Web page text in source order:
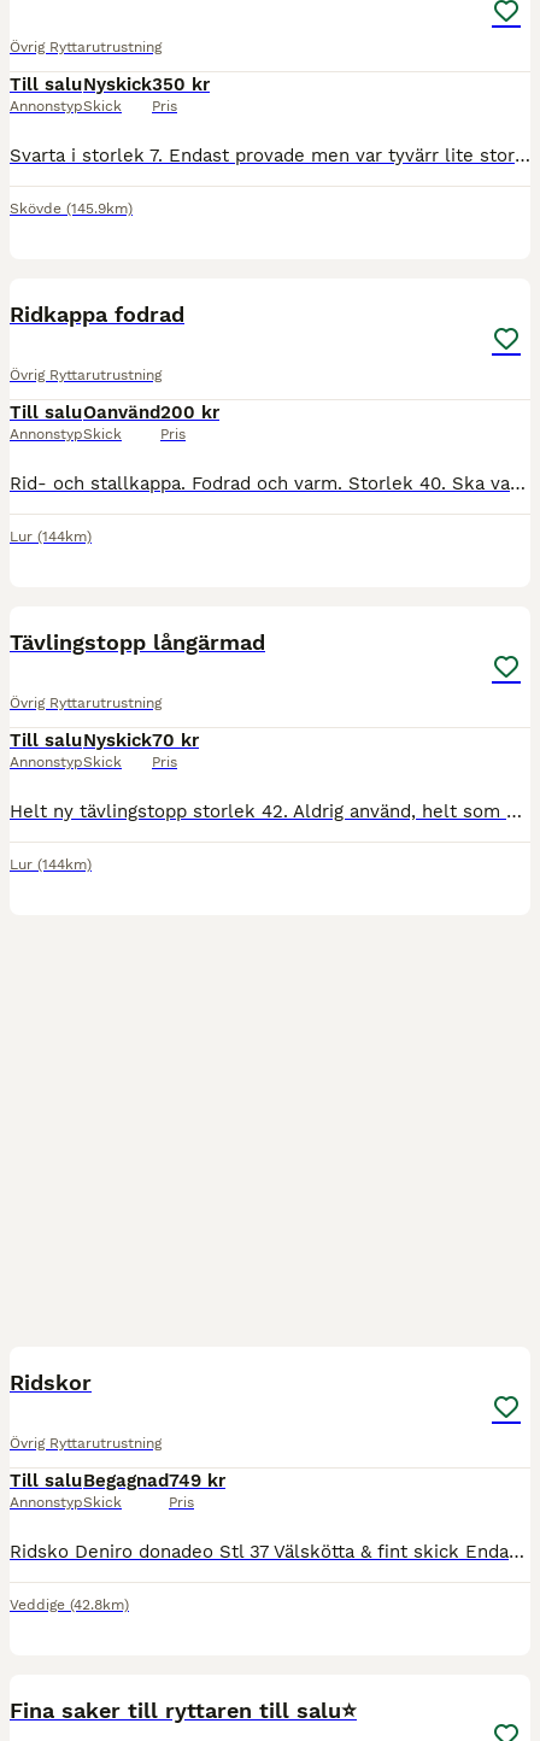
Övrig Ryttarutrustning
Till salu
Annonstyp
Nyskick
Skick
350 kr
Pris
Svarta i storlek 7. Endast provade men var tyvärr lite stora för mig. Nypris ca 479, mitt pris 350 kronor inklusive frakt.
Skövde (145.9km)
Ridkappa fodrad
Övrig Ryttarutrustning
Till salu
Annonstyp
Oanvänd
Skick
200 kr
Pris
Rid- och stallkappa. Fodrad och varm. Storlek 40. Ska vara lättskött då yttertyget är lite blankt, lätt att torka av. Tvättas i 30 grader. Skicka gärna frågor mm på SMS.
Lur (144km)
Tävlingstopp långärmad
Övrig Ryttarutrustning
Till salu
Annonstyp
Nyskick
Skick
70 kr
Pris
Helt ny tävlingstopp storlek 42. Aldrig använd, helt som ny. Enkel att tvätta för hand och sedan dropptorka på galge.
Lur (144km)
Ridskor
Övrig Ryttarutrustning
Till salu
Annonstyp
Begagnad
Skick
749 kr
Pris
Ridsko Deniro donadeo Stl 37 Välskötta & fint skick Endast anv vid träning Nypris 2495kr Hämtas utanför Varberg Ev skickas med spårbar frakt
Veddige (42.8km)
Fina saker till ryttaren till salu⭐️